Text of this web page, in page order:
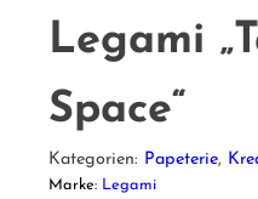
Legami
Space“
Kategorien: Papeterie,
Marke: Legami